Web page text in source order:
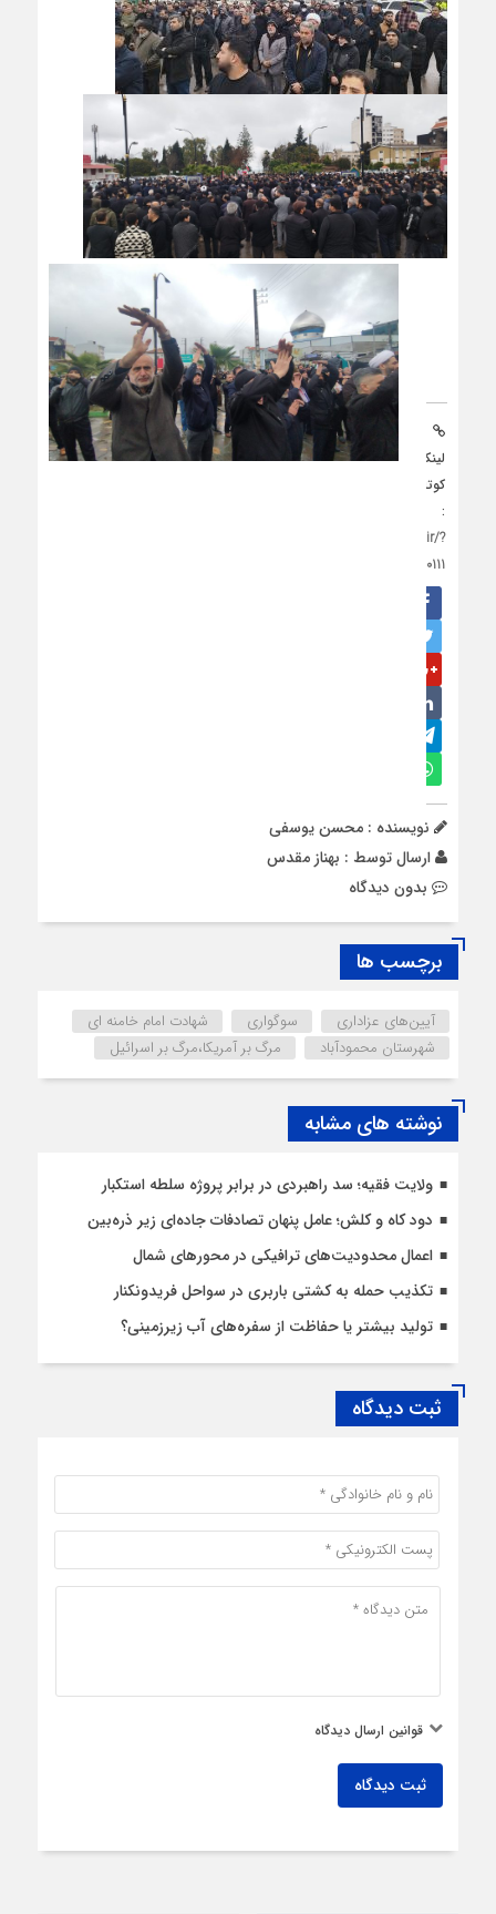
لینک
کوتاه
:
https://khateshomal.ir/?
p=20111
نویسنده : محسن یوسفی
ارسال توسط : بهناز مقدس
بدون دیدگاه
برچسب ها
آیین‌های عزاداری سوگواری
شهادت امام خامنه ای
شهرستان محمودآباد
مرگ بر آمریکا،مرگ بر اسرائیل
نوشته های مشابه
ولایت فقیه؛ سد راهبردی در برابر پروژه سلطه استکبار
دود کاه و کلش؛ عامل پنهان تصادفات جاده‌ای زیر ذره‌بین
اعمال محدودیت‌‌های ترافیکی در محورهای شمال
تکذیب حمله به کشتی باربری در سواحل فریدونکنار
تولید بیشتر یا حفاظت از سفره‌های آب زیرزمینی؟
ثبت دیدگاه
قوانین ارسال دیدگاه
ثبت دیدگاه